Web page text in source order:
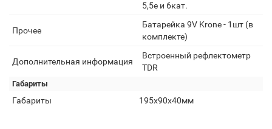
5,5e и 6кат.
Прочее
Батарейка 9V Krone - 1шт (в
комплекте)
Дополнительная информация
Встроенный рефлектометр
TDR
Габариты
Габариты 195х90х40мм